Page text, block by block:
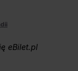
eBilet.pl